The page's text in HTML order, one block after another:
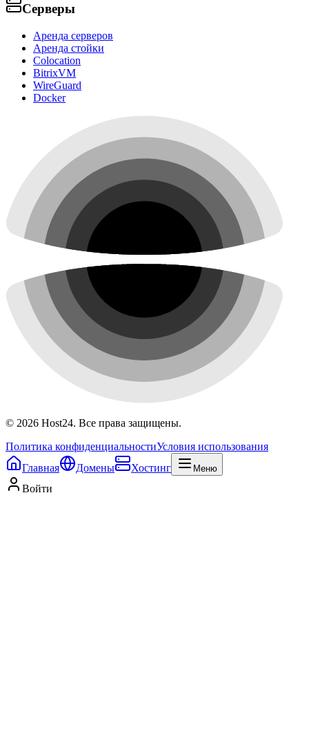
Серверы
Аренда серверов
Аренда стойки
Colocation
BitrixVM
WireGuard
Docker
© 2026 Host24. Все права защищены.
Политика конфиденциальностиУсловия использования
Главная
Домены Хостинг Меню
Войти